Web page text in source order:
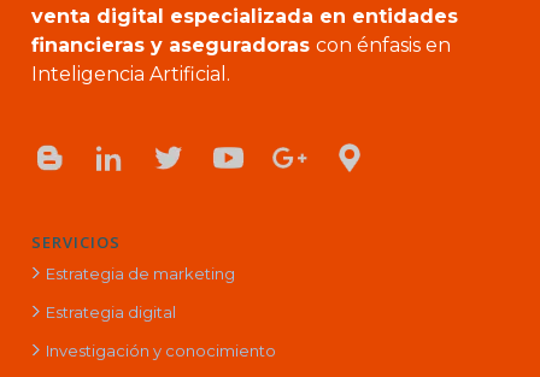
venta digital especializada en entidades
financieras y aseguradoras con énfasis en
Inteligencia Artificial.
SERVICIOS
Estrategia de marketing
Estrategia digital
Investigación y conocimiento